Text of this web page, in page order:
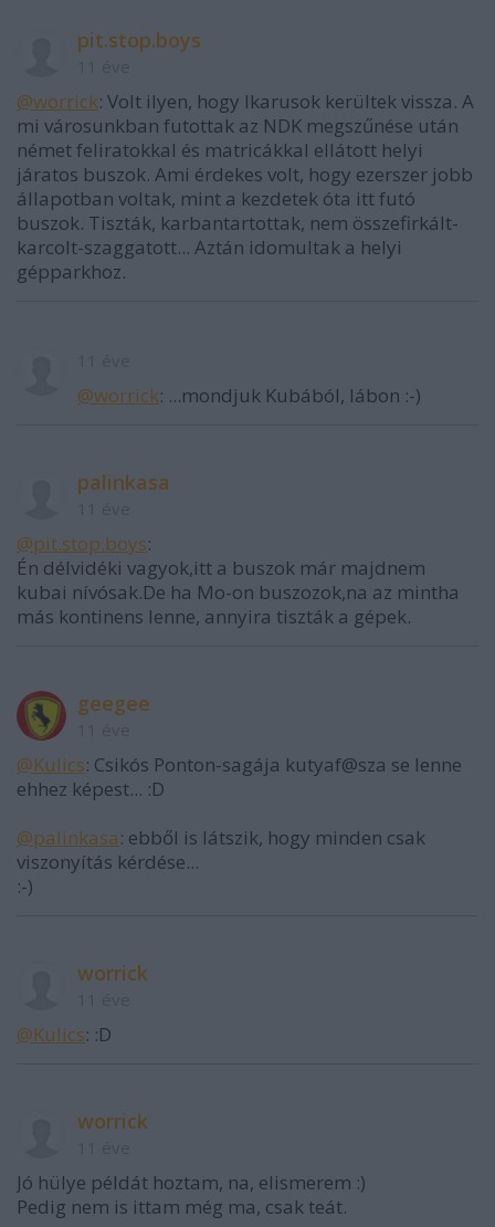
pit.stop.boys
@worrick: Volt ilyen, hogy Ikarusok kerültek vissza. A
mi városunkban futottak az NDK megszűnése után
német feliratokkal és matricákkal ellátott helyi
járatos buszok. Ami érdekes volt, hogy ezerszer jobb
állapotban voltak, mint a kezdetek óta itt futó
buszok. Tiszták, karbantartottak, nem összefirkált-
karcolt-szaggatott... Aztán idomultak a helyi
gépparkhoz.
@worrick: ...mondjuk Kubából, lábon :-)
palinkasa
@pit.stop.boys:
Én délvidéki vagyok,itt a buszok már majdnem
kubai nívósak.De ha Mo-on buszozok,na az mintha
más kontinens lenne, annyira tiszták a gépek.
geegee
@Kulics: Csikós Ponton-sagája kutyaf@sza se lenne
ehhez képest... :D
@palinkasa: ebből is látszik, hogy minden csak
viszonyítás kérdése...
:-)
worrick
@Kulics: :D
worrick
Jó hülye példát hoztam, na, elismerem :)
Pedig nem is ittam még ma, csak teát.